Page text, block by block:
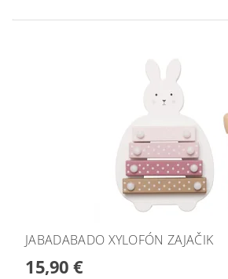
JABADABADO XYLOFÓN ZAJAČIK
15,90 €